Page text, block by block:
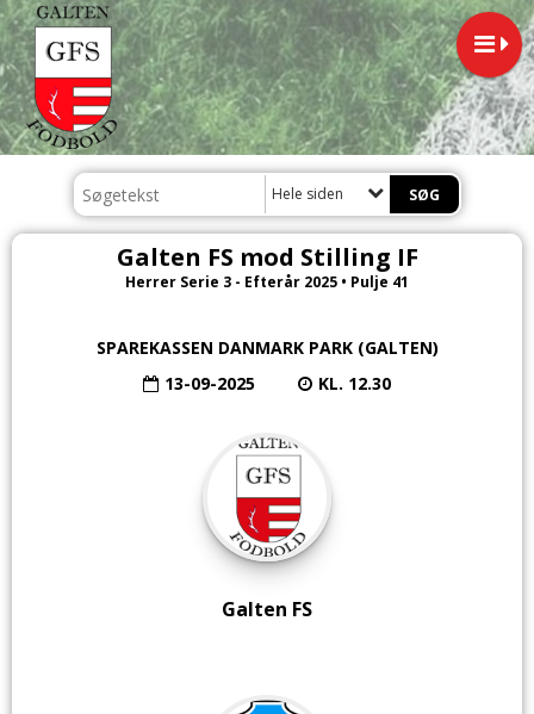
Hele siden
Galten FS mod Stilling IF
Herrer Serie 3 - Efterår 2025 • Pulje 41
SPAREKASSEN DANMARK PARK (GALTEN)
13-09-2025
KL. 12.30
Galten FS